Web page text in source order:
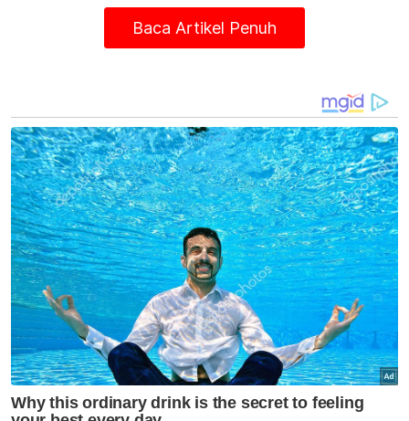
“Ketiga-tiga perkara ini seolah-olah tiada
kaitan, namun ia merupakan gagasan yang
membentuk pemikiran sosial masyarakat
pada hari ini.
“Surah ini mengajar kita untuk sentiasa
bersangka baik kepada ALLAH walaupun
terdapat ujian yang menimpa manusia,”
katanya dalam majlis misi memperkenalkan
Surah Al-Jumuah 2024, dalam agenda
Ummah #GrandReset di Auditorium
Kumpulan Karangkraf pada Rabu.
Sementara itu, Ketua Pegawai Eksekutif
Baca Artikel Penuh